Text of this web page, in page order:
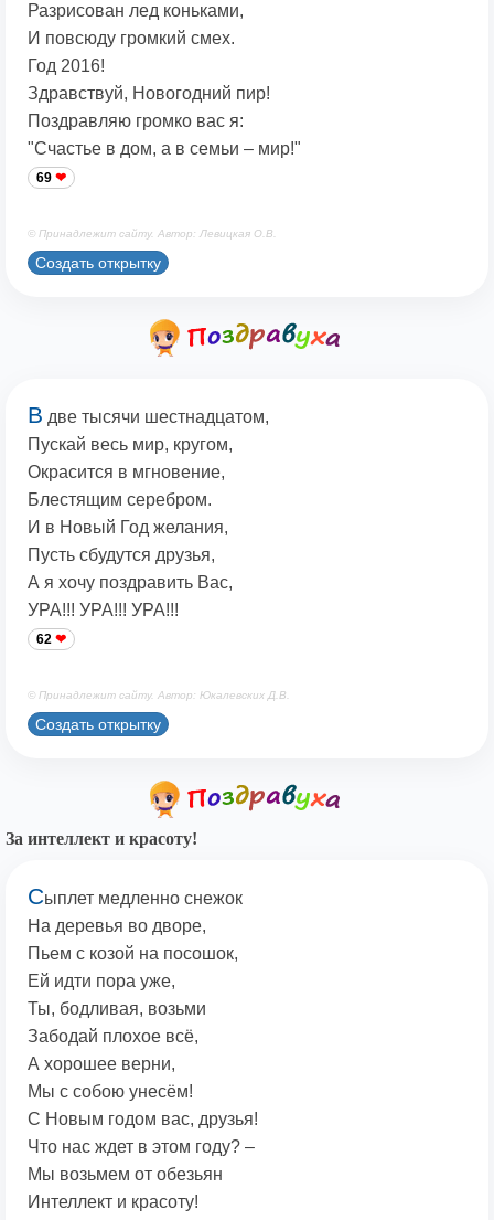
Разрисован лед коньками,
И повсюду громкий смех.
Год 2016!
Здравствуй, Новогодний пир!
Поздравляю громко вас я:
"Счастье в дом, а в семьи – мир!"
69
© Принадлежит сайту. Автор: Левицкая О.В.
Создать открытку
В две тысячи шестнадцатом,
Пускай весь мир, кругом,
Окрасится в мгновение,
Блестящим серебром.
И в Новый Год желания,
Пусть сбудутся друзья,
А я хочу поздравить Вас,
УРА!!! УРА!!! УРА!!!
62
© Принадлежит сайту. Автор: Юкалевских Д.В.
Создать открытку
За интеллект и красоту!
Сыплет медленно снежок
На деревья во дворе,
Пьем с козой на посошок,
Ей идти пора уже,
Ты, бодливая, возьми
Забодай плохое всё,
А хорошее верни,
Мы с собою унесём!
С Новым годом вас, друзья!
Что нас ждет в этом году? –
Мы возьмем от обезьян
Интеллект и красоту!